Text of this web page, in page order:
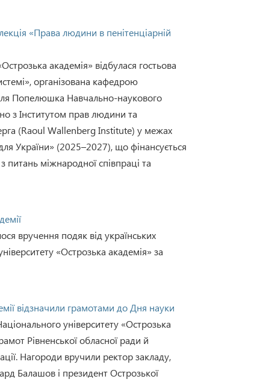
«Права людини в пенітенціарній
академія» відбулася гостьова
організована кафедрою
Попелюшка Навчально-наукового
з Інститутом прав людини та
(Raoul Wallenberg Institute) у межах
України» (2025–2027), що фінансується
міжнародної співпраці та
вручення подяк від українських
«Острозька академія» за
відзначили грамотами до Дня науки
університету «Острозька
Рівненської обласної ради й
Нагороди вручили ректор закладу,
Балашов і президент Острозької